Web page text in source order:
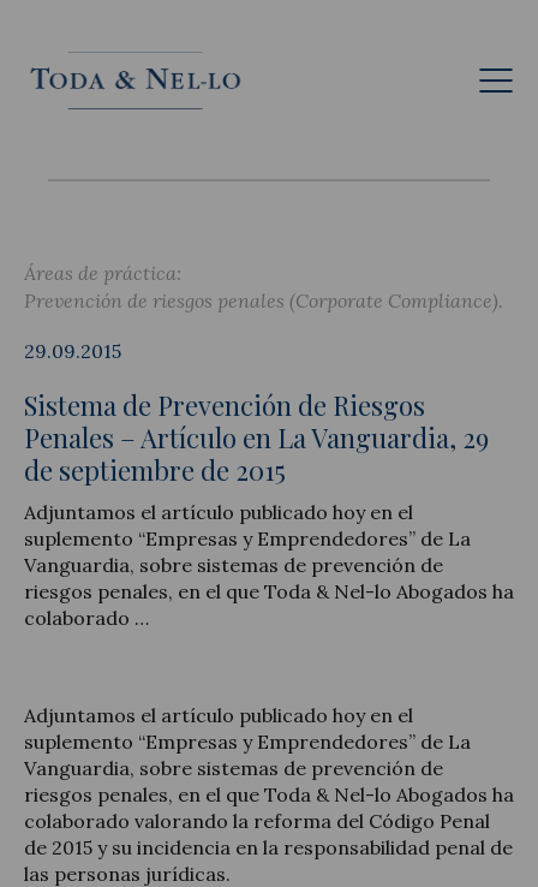
Esp
Notícias y artículos
Áreas de práctica:
Prevención de riesgos penales (Corporate Compliance)
29.09.2015
Sistema de Prevención de Riesgos
Penales – Artículo en La Vanguardia, 29
de septiembre de 2015
Adjuntamos el artículo publicado hoy en el
suplemento “Empresas y Emprendedores” de La
Vanguardia, sobre sistemas de prevención de
riesgos penales, en el que Toda & Nel-lo Abogados ha
colaborado …
Adjuntamos el artículo publicado hoy en el
suplemento “Empresas y Emprendedores” de La
Vanguardia, sobre sistemas de prevención de
riesgos penales, en el que Toda & Nel-lo Abogados ha
colaborado valorando la reforma del Código Penal
de 2015 y su incidencia en la responsabilidad penal de
las personas jurídicas.